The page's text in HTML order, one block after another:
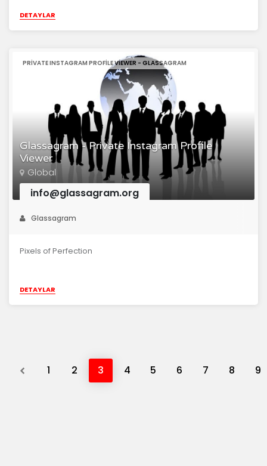
DETAYLAR
Glassagram - Private Instagram Profile
Viewer
PRIVATE INSTAGRAM PROFILE VIEWER - GLASSAGRAM
Global
info@glassagram.org
Glassagram
Pixels of Perfection
DETAYLAR
Previous
1 2 3 4 5 6 7 8 9